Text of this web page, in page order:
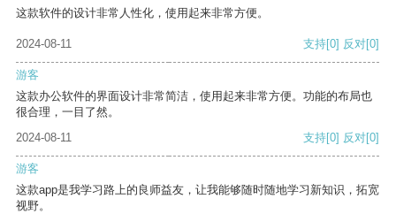
这款软件的设计非常人性化，使用起来非常方便。
2024-08-11 支持[0] 反对[0]
游客
这款办公软件的界面设计非常简洁，使用起来非常方便。功能的布局也
很合理，一目了然。
2024-08-11
支持[0] 反对[0]
游客
这款app是我学习路上的良师益友，让我能够随时随地学习新知识，拓宽
视野。